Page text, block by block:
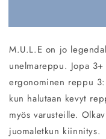
M.U.L.E on jo
unelmareppu. Jopa
ergonominen reppu
kun halutaan kevyt
myös varusteille.
juomaletkun kiinnitys.